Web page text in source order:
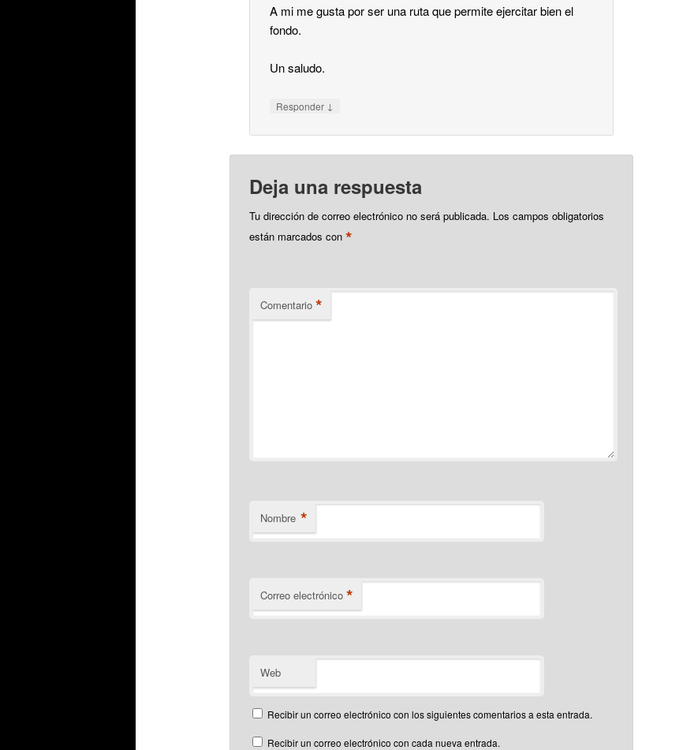
A mi me gusta por ser una ruta que permite ejercitar bien el
fondo.
Un saludo.
Responder ↓
Deja una respuesta
Tu dirección de correo electrónico no será publicada. Los campos obligatorios
están marcados con*
Comentario *
Nombre *
Correo electrónico *
Web
Recibir un correo electrónico con los siguientes comentarios a esta entrada.
Recibir un correo electrónico con cada nueva entrada.